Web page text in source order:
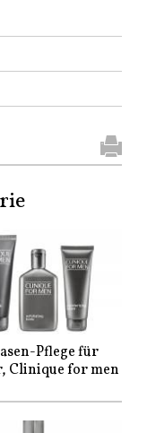
Pflege für
Clinique for men